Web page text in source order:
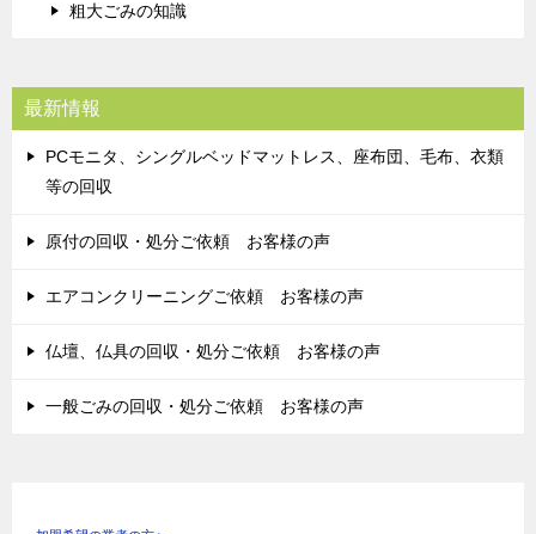
粗大ごみの知識
最新情報
PCモニタ、シングルベッドマットレス、座布団、毛布、衣類
等の回収
原付の回収・処分ご依頼 お客様の声
エアコンクリーニングご依頼 お客様の声
仏壇、仏具の回収・処分ご依頼 お客様の声
一般ごみの回収・処分ご依頼 お客様の声